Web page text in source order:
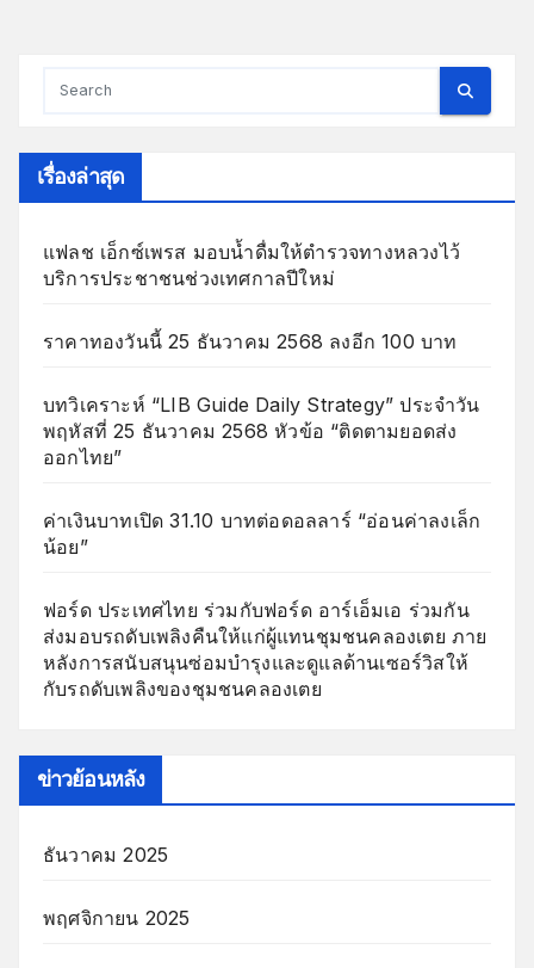
เรื่องล่าสุด
แฟลช เอ็กซ์เพรส มอบน้ำดื่มให้ตำรวจทางหลวงไว้
บริการประชาชนช่วงเทศกาลปีใหม่
ราคาทองวันนี้ 25 ธันวาคม 2568 ลงอีก 100 บาท
บทวิเคราะห์ “LIB Guide Daily Strategy” ประจำวัน
พฤหัสที่ 25 ธันวาคม 2568 หัวข้อ “ติดตามยอดส่ง
ออกไทย”
ค่าเงินบาทเปิด 31.10 บาทต่อดอลลาร์ “อ่อนค่าลงเล็ก
น้อย”
ฟอร์ด ประเทศไทย ร่วมกับฟอร์ด อาร์เอ็มเอ ร่วมกัน
ส่งมอบรถดับเพลิงคืนให้แก่ผู้แทนชุมชนคลองเตย ภาย
หลังการสนับสนุนซ่อมบำรุงและดูแลด้านเซอร์วิสให้
กับรถดับเพลิงของชุมชนคลองเตย
ข่าวย้อนหลัง
ธันวาคม 2025
พฤศจิกายน 2025